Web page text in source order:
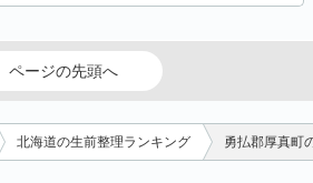
ページの先頭へ
北海道の生前整理ランキング 勇払郡厚真町